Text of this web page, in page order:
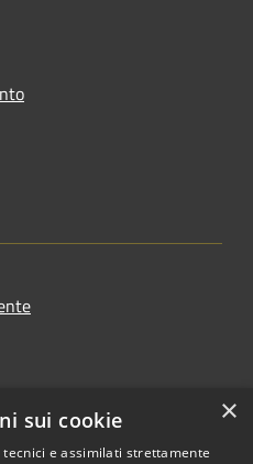
×
sui cookie
e assimilati strettamente